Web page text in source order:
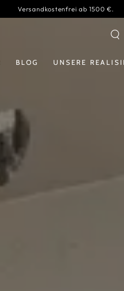
Versandkostenfrei ab 1500 €.
BLOG UNSERE